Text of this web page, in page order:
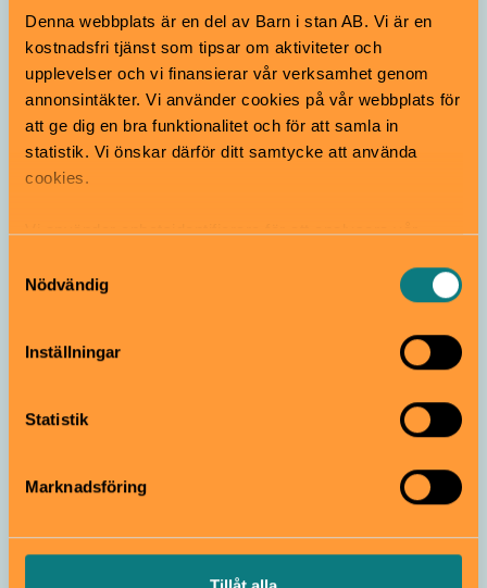
Denna webbplats är en del av Barn i stan AB. Vi är en
kostnadsfri tjänst som tipsar om aktiviteter och
upplevelser och vi finansierar vår verksamhet genom
annonsintäkter. Vi använder cookies på vår webbplats för
att ge dig en bra funktionalitet och för att samla in
statistik. Vi önskar därför ditt samtycke att använda
cookies.
Vi använder enhetsidentifierare för att analysera vår
samt tillhandahålla funktioner för sociala medier. Vi
vidarebefordrar även sådana identifierare och annan
information från din enhet till de sociala medier och
annons- och analysföretag som vi samarbetar med.
information som du har tillhandahållit eller som de har
Nödvändig
Inställningar
Statistik
Marknadsföring
Audioguide Nordiska museet
Lek förr i tiden i
Lekstugan
4–10 år
Nordiska museet